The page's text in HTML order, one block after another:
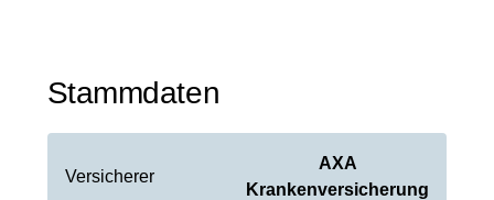
Stammdaten
Versicherer
AXA
Krankenversicherung